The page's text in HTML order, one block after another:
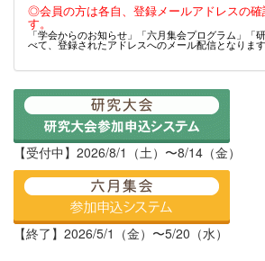
◎会員の方は各自、登録メールアドレスの確
す。
「学会からのお知らせ」「六月集会プログラム」「
べて、登録されたアドレスへのメール配信となりま
【受付中】2026/8/1（土）〜8/14（金）
【終了】2026/5/1（金）〜5/20（水）